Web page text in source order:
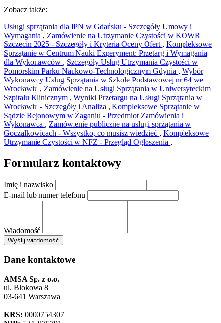
Zobacz także:
Usługi sprzątania dla IPN w Gdańsku - Szczegóły Umowy i
Wymagania , Zamówienie na Utrzymanie Czystości w KOWR
Szczecin 2025 - Szczegóły i Kryteria Oceny Ofert , Kompleksowe
Sprzątanie w Centrum Nauki Experyment: Przetarg i Wymagania
dla Wykonawców , Szczegóły Usług Utrzymania Czystości w
Pomorskim Parku Naukowo-Technologicznym Gdynia , Wybór
Wykonawcy Usług Sprzątania w Szkole Podstawowej nr 64 we
Wrocławiu , Zamówienie na Usługi Sprzątania w Uniwersyteckim
Szpitalu Klinicznym , Wyniki Przetargu na Usługi Sprzątania w
Wrocławiu - Szczegóły i Analiza , Kompleksowe Sprzątanie w
Sądzie Rejonowym w Żaganiu - Przedmiot Zamówienia i
Wykonawca , Zamówienie publiczne na usługi sprzątania w
Goczałkowicach - Wszystko, co musisz wiedzieć , Kompleksowe
Utrzymanie Czystości w NFZ - Przegląd Ogłoszenia ,
Formularz kontaktowy
Imię i nazwisko
E-mail lub numer telefonu
Wiadomość
Wyślij wiadomośćAMSA Sp. z o.o. - ul. Blokowa 8, Warszawa
+
−
Dane kontaktowe
AMSA Sp. z o.o.
ul. Blokowa 8
03-641 Warszawa
KRS: 0000754307